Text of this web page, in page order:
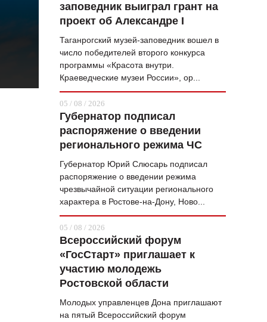
АФИША
ЖУРНАЛ
заповедник выиграл грант на
проект об Александре I
Таганрогский музей-заповедник вошел в
число победителей второго конкурса
программы «Красота внутри.
Краеведческие музеи России», ор...
05 / 08 / 2026
Губернатор подписал
распоряжение о введении
регионального режима ЧС
Губернатор Юрий Слюсарь подписал
распоряжение о введении режима
чрезвычайной ситуации регионального
характера в Ростове-на-Дону, Ново...
05 / 08 / 2026
Всероссийский форум
«ГосСтарт» приглашает к
участию молодежь
Ростовской области
Молодых управленцев Дона приглашают
на пятый Всероссийский форум